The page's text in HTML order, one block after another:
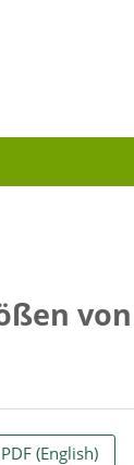
von
PDF (English)